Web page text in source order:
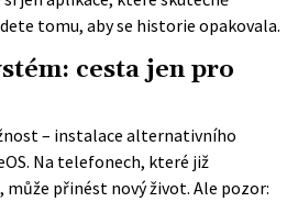
tomu, aby se historie opakovala.
cesta jen pro
– instalace alternativního
Na telefonech, které již
přinést nový život. Ale pozor: